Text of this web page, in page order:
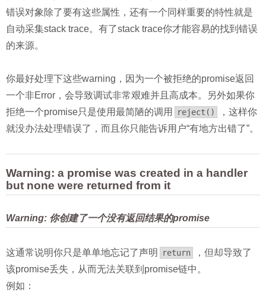
错误对象除了要有这些属性，还有一个同样重要的特性就是
自动采集stack trace。有了stack trace你才能容易的找到错误
的来源。
你最好处理下这些warning，因为一个被拒绝的promise返回
一个非Error，会导致调试非常艰难并且高成本。另外如果你
拒绝一个promise只是使用最简陋的调用
reject()
，这样你
就没办法处理错误了，而且你只能告诉用户“有地方出错了”。
Warning: a promise was created in a handler
but none were returned from it
Warning: 你创建了一个没有返回结果的promise
这通常说明你只是单单地忘记了声明 return
，但却导致了
该promise丢失，从而无法关联到promise链中。
例如：